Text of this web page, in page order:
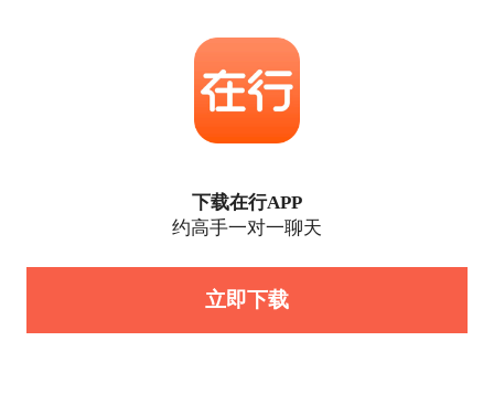
下载在行APP
约高手一对一聊天
立即下载